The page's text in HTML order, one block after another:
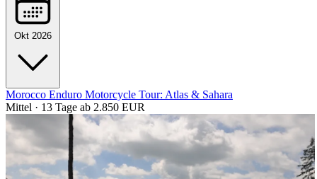
Okt 2026
Morocco Enduro Motorcycle Tour: Atlas & Sahara
Mittel · 13 Tage ab 2.850 EUR